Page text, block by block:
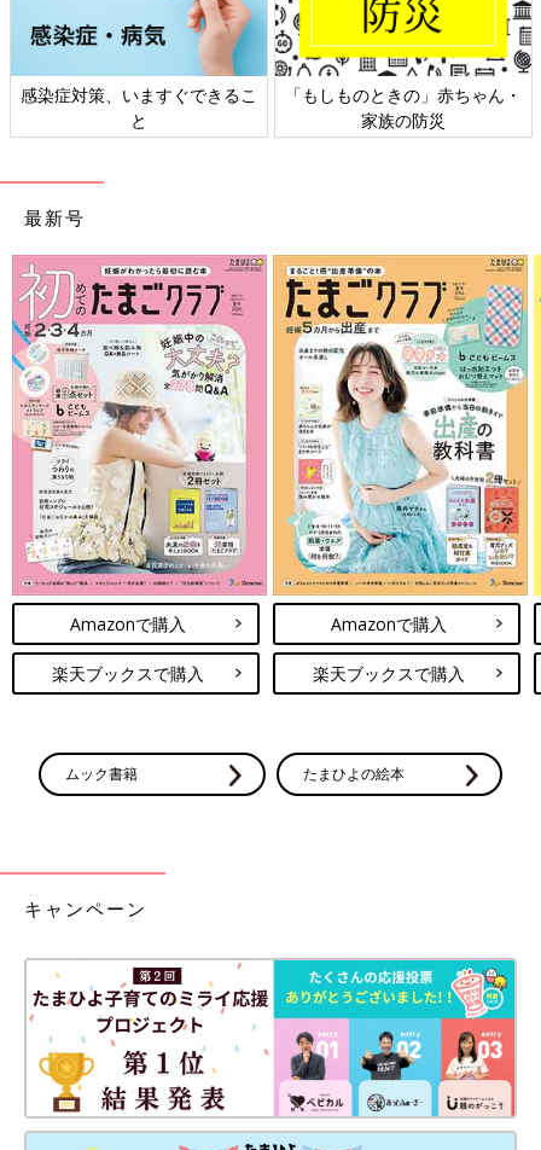
感染症対策、いますぐできるこ
と
「もしものときの」赤ちゃん・
家族の防災
最新号
Amazonで購入
楽天ブックスで購入
Amazonで購入
楽天ブックスで購入
ムック書籍 たまひよの絵本
キャンペーン